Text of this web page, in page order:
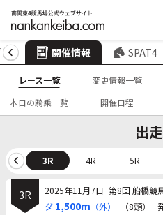
開催情報 SPAT4
レース一覧 変更情報一覧
本日の騎乗一覧
開催日程
出
3R 4R 5R
3R 2025年11月7日 第8回 船橋競
ダ 1,500m （外） （8頭）